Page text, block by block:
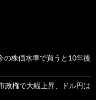
の株価水準で買うと10年後
政権で大幅上昇、ドル円は